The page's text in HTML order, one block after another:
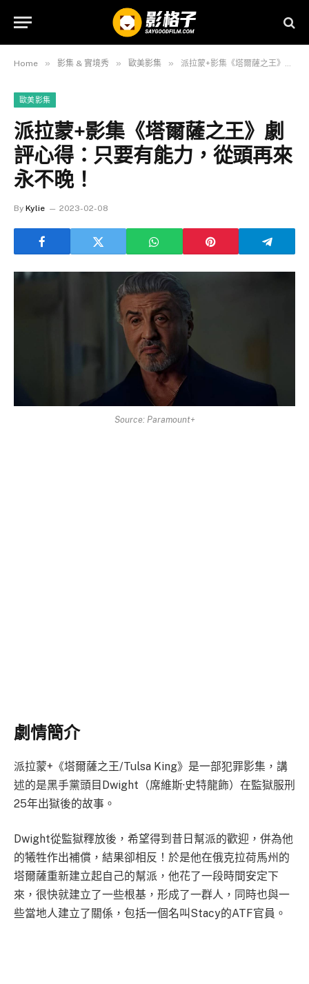
Home » 影集 & 實境秀 » 歐美影集 » 派拉蒙+影集《塔爾薩之王》劇評心得：只要有能力，從頭再來永不晚！
歐美影集
派拉蒙+影集《塔爾薩之王》劇
評心得：只要有能力，從頭再來
永不晚！
By Kylie 2023-02-08
Source: Paramount+
劇情簡介
派拉蒙+《塔爾薩之王/Tulsa King》是一部犯罪影集，講
述的是黑手黨頭目Dwight（席維斯·史特龍飾）在監獄服刑
25年出獄後的故事。
Dwight從監獄釋放後，希望得到昔日幫派的歡迎，併為他
的犧牲作出補償，結果卻相反！於是他在俄克拉荷馬州的
塔爾薩重新建立起自己的幫派，他花了一段時間安定下
來，很快就建立了一些根基，形成了一群人，同時也與一
些當地人建立了關係，包括一個名叫Stacy的ATF官員。